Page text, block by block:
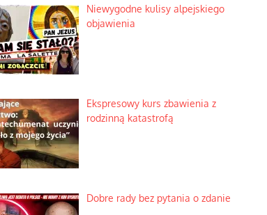
Niewygodne kulisy alpejskiego
objawienia
Ekspresowy kurs zbawienia z
rodzinną katastrofą
Dobre rady bez pytania o zdanie